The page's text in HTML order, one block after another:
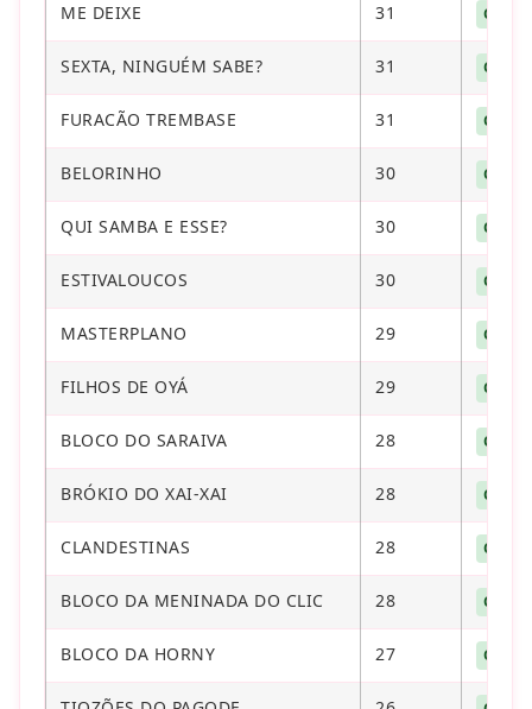
ME DEIXE 31
SEXTA, NINGUÉM SABE? 31
FURACÃO TREMBASE 31
BELORINHO 30
QUI SAMBA E ESSE? 30
ESTIVALOUCOS 30
MASTERPLANO 29
FILHOS DE OYÁ 29
BLOCO DO SARAIVA 28
BRÓKIO DO XΑΙ-ΧΑΙ 28
CLANDESTINAS 28
BLOCO DA MENINADA DO CLIC 28
BLOCO DA HORNY 27